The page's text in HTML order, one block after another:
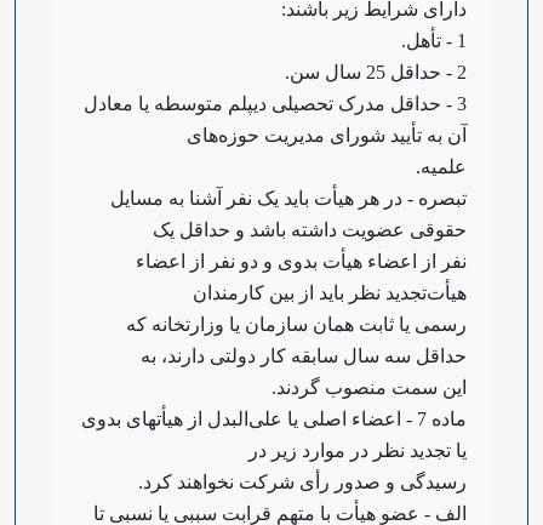
دارای شرایط زیر باشند:
1 - تأهل.
2 - حداقل 25 سال سن.
3 - حداقل مدرک تحصیلی دیپلم متوسطه یا معادل
آن به تأیید شورای مدیریت حوزه‌های
علمیه.
‌تبصره - در هر هیأت باید یک نفر آشنا به مسایل
حقوقی عضویت داشته باشد و حداقل یک
نفر از اعضاء هیأت بدوی و دو نفر از اعضاء
هیأت‌تجدید نظر باید از بین کارمندان
رسمی یا ثابت همان سازمان یا وزارتخانه که
حداقل سه سال سابقه کار دولتی دارند، به
این سمت منصوب گردند.
‌ماده 7 - اعضاء اصلی یا علی‌البدل از هیأتهای بدوی
یا تجدید نظر در موارد زیر در
رسیدگی و صدور رأی شرکت نخواهند کرد.
‌الف - عضو هیأت با متهم قرابت سببی یا نسبی تا